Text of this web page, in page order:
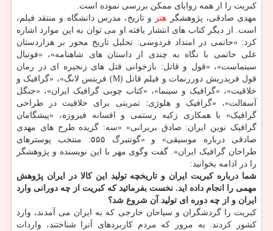
کبریت را از همه زوایای ممکن بررسی نموده است.
مهدی صادقی، پژوهشگر هنر
و تاریخ، مدرس دانشگاه و منتقد فیلم،
است. از دیگر کتاب های انتشار یافته او می توان به این موارد اشاره
کرد: «حاتمی در امتداد فردوسی: تحلیل تاریخ محور بر هزاردستان
علی حاتمی با نگاه به چندی از داستان های شاهنامه»، «فوتبال
سینماست»، «قول و قاتل: بازخوانی قتل های زنجیره ای در رمان
قول فریدریش دوررنمات و فیلم قاتل (M) فریتس لانگ»، «گرافیک و
خلاقیت»، «گرافیک و سینما»، «کتاب چوبی گرافیک ایران»، «جنگل
آسفالت»، «گرافیک و هلوژی: تمرینی برای خلاقیت در طراحی
گرافیک» با همکاری زکیه رستمی و افسانه فیروزه، «پیشگامان
گرافیک نوین ایران: صادق بریرانی» «سه: گزیده طرح های مهدی
صادقی درباره موسیقی» و «گوتنبرگ ۵۵۵: منتخب پوسترهای
طراحان گرافیک ایران». گفت وگوی مهر با این نویسنده و پژوهشگر
را در ادامه بخوانید:
شما درباره کبریت ایران و تاریخچه تولید این کالا در ایران پژوهش
مهمی را انجام داده اید. نخست بفرمائید که کبریت از چه دورانی وارد
ایران و از چه دوره ای تولید آن شروع شد؟
کبریت را گردشگران و سیاحان خارجی که به ایران می آمدند، وارد
کشور کردند. به مرور که مردم کاربردهای آنرا شناختند، واردات